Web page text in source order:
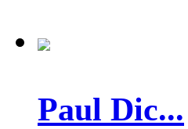
Paul Dic...